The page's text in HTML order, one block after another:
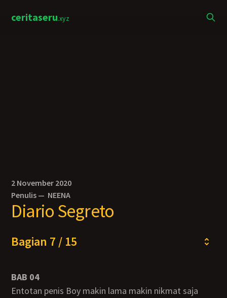
ceritaseru.xyz
2 November 2020
Penulis — NEENA
Diario Segreto
Bagian 7 / 15
BAB 04
Entotan penis Boy makin lama makin nikmat saja